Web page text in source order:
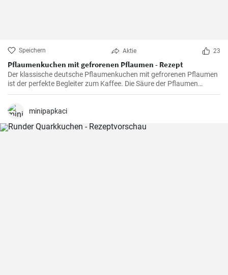
Speichern Aktie 23
Pflaumenkuchen mit gefrorenen Pflaumen - Rezept
Der klassische deutsche Pflaumenkuchen mit gefrorenen Pflaumen
ist der perfekte Begleiter zum Kaffee. Die Säure der Pflaumen
kombiniert mit der Süße des Kuchenteigs ergibt ein harmonisches
minipapkaci